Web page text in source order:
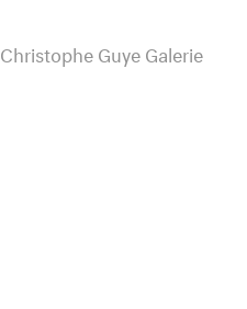
Christophe Guye Galerie